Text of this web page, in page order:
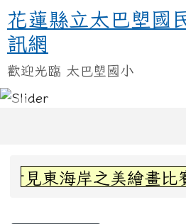
跳至主內容區
花蓮縣立太巴塱國
花蓮縣立太巴塱國
訊網
歡迎光臨 太巴塱國小
上中區域內容
東海岸之美繪畫比賽